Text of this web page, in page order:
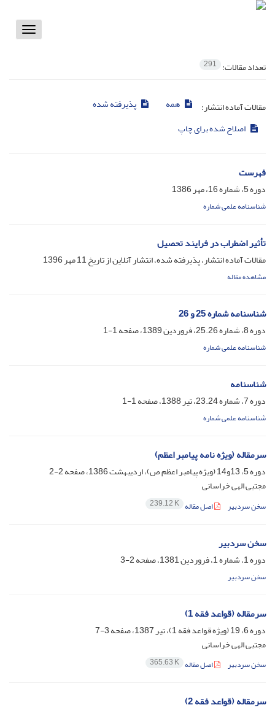
Toggle
تعداد مقالات: 291
مقالات آماده انتشار: همه
پذیرفته شده
اصلاح شده برای چاپ
فهرست
دوره 5، شماره 16، مهر 1386
شناسنامه علمی شماره
تأثیر اضطراب در فرایند تحصیل
مقالات آماده انتشار، پذیرفته شده، انتشار آنلاین از تاریخ11 مهر 1396
مشاهده مقاله
شناسنامه شماره 25 و 26
دوره 8، شماره 25.26، فروردین 1389، صفحه 1-1
شناسنامه علمی شماره
شناسنامه
دوره 7، شماره 23.24، تیر 1388، صفحه 1-1
شناسنامه علمی شماره
سرمقاله (ویژه نامه پیامبر اعظم)
دوره 5، 13و14 (ویژه پیامبر اعظم ص)، اردیبهشت 1386، صفحه
2-2
مجتبی الهی خراسانی
سخن سردبیر اصل مقاله 239.12 K
سخن سردبیر
دوره 1، شماره 1، فروردین 1381، صفحه 2-3
سخن سردبیر
سرمقاله (قواعد فقه 1)
دوره 6، 19 (ویژه قواعد فقه 1)، تیر 1387، صفحه
3-7
مجتبی الهی خراسانی
سخن سردبیر اصل مقاله 365.63 K
سرمقاله (قواعد فقه 2)